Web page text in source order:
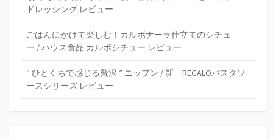
ドレッシング レビュー
ごはんにかけて楽しむ！カルボナーラ仕立てのシチュ
ー / ハウス食品 カルボシチュー レビュー
“ ひとくちで感じる贅沢 ” ニップン / 新 REGALOパスタソ
ースシリーズ レビュー